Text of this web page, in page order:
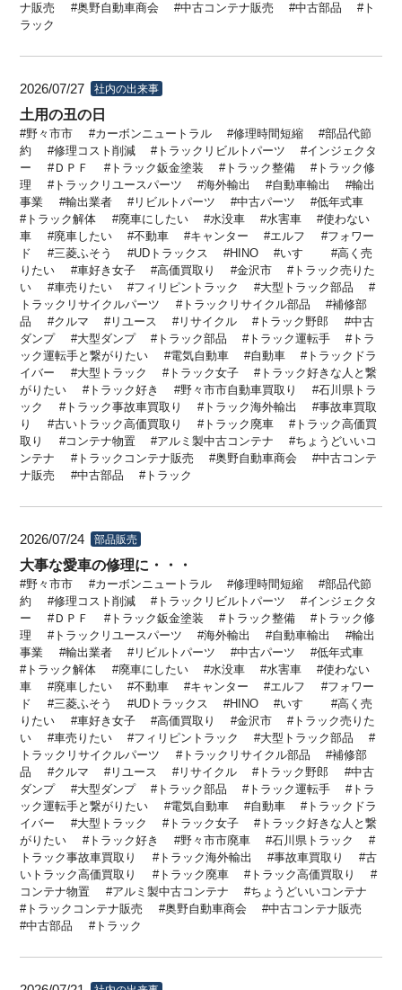
ナ販売
奥野自動車商会 中古コンテナ販売 中古部品
ト
ラック
2026/07/27 社内の出来事
土用の丑の日
野々市市 カーボンニュートラル 修理時間短縮
部品代節
約
修理コスト削減 トラックリビルトパーツ
インジェクタ
ー
ＤＰＦ トラック鈑金塗装 トラック整備
トラック修
理
トラックリユースパーツ 海外輸出 自動車輸出
輸出
事業
輸出業者 リビルトパーツ 中古パーツ
低年式車
トラック解体
廃車にしたい 水没車 水害車
使わない
車
廃車したい 不動車 キャンター エルフ
フォワー
ド
三菱ふそう UDトラックス HINO いすゞ
高く売
りたい
車好き女子 高価買取り 金沢市
トラック売りた
い
車売りたい フィリピントラック
大型トラック部品
トラックリサイクルパーツ
トラックリサイクル部品
補修部
品
クルマ リユース リサイクル トラック野郎
中古
ダンプ
大型ダンプ トラック部品 トラック運転手
トラ
ック運転手と繋がりたい
電気自動車 自動車
トラックドラ
イバー
大型トラック トラック女子
トラック好きな人と繋
がりたい
トラック好き 野々市市自動車買取り
石川県トラ
ック
トラック事故車買取り トラック海外輸出
事故車買取
り
古いトラック高価買取り トラック廃車
トラック高価買
取り
コンテナ物置 アルミ製中古コンテナ
ちょうどいいコ
ンテナ
トラックコンテナ販売 奥野自動車商会
中古コンテ
ナ販売
中古部品 トラック
2026/07/24 部品販売
大事な愛車の修理に・・・
野々市市 カーボンニュートラル 修理時間短縮
部品代節
約
修理コスト削減 トラックリビルトパーツ
インジェクタ
ー
ＤＰＦ トラック鈑金塗装 トラック整備
トラック修
理
トラックリユースパーツ 海外輸出 自動車輸出
輸出
事業
輸出業者 リビルトパーツ 中古パーツ
低年式車
トラック解体
廃車にしたい 水没車 水害車
使わない
車
廃車したい 不動車 キャンター エルフ
フォワー
ド
三菱ふそう UDトラックス HINO いすゞ
高く売
りたい
車好き女子 高価買取り 金沢市
トラック売りた
い
車売りたい フィリピントラック
大型トラック部品
トラックリサイクルパーツ
トラックリサイクル部品
補修部
品
クルマ リユース リサイクル トラック野郎
中古
ダンプ
大型ダンプ トラック部品 トラック運転手
トラ
ック運転手と繋がりたい
電気自動車 自動車
トラックドラ
イバー
大型トラック トラック女子
トラック好きな人と繋
がりたい
トラック好き 野々市市廃車
石川県トラック
トラック事故車買取り
トラック海外輸出 事故車買取り
古
いトラック高価買取り
トラック廃車
トラック高価買取り
コンテナ物置
アルミ製中古コンテナ
ちょうどいいコンテナ
トラックコンテナ販売
奥野自動車商会
中古コンテナ販売
中古部品
トラック